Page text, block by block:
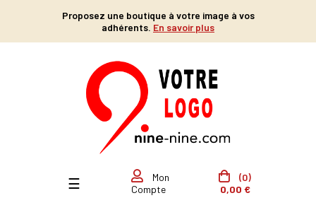
Proposez une boutique à votre image à vos
adhérents. En savoir plus
Basculer la navigation
☰
Mon
Compte
(0)
0,00 €